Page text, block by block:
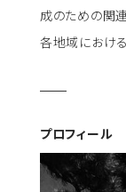
成のための関
各地域におけ
プロフィール